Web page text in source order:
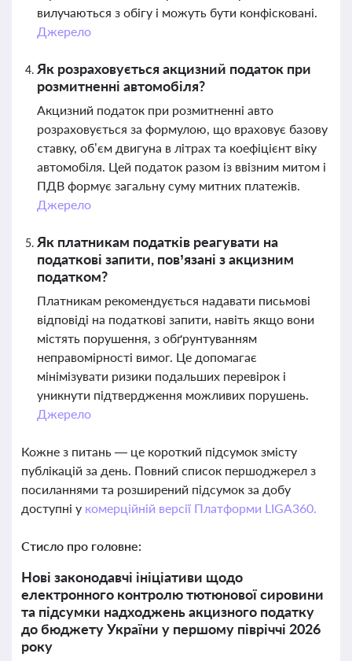
вилучаються з обігу і можуть бути конфісковані.
Джерело
Як розраховується акцизний податок при
розмитненні автомобіля?
Акцизний податок при розмитненні авто
розраховується за формулою, що враховує базову
ставку, об’єм двигуна в літрах та коефіцієнт віку
автомобіля. Цей податок разом із ввізним митом і
ПДВ формує загальну суму митних платежів.
Джерело
Як платникам податків реагувати на
податкові запити, пов’язані з акцизним
податком?
Платникам рекомендується надавати письмові
відповіді на податкові запити, навіть якщо вони
містять порушення, з обґрунтуванням
неправомірності вимог. Це допомагає
мінімізувати ризики подальших перевірок і
уникнути підтвердження можливих порушень.
Джерело
Кожне з питань — це короткий підсумок змісту
публікацій за день. Повний список першоджерел з
посиланнями та розширений підсумок за добу
доступні у комерційній версії Платформи LIGA360.
Стисло про головне:
Нові законодавчі ініціативи щодо
електронного контролю тютюнової сировини
та підсумки надходжень акцизного податку
до бюджету України у першому півріччі 2026
року